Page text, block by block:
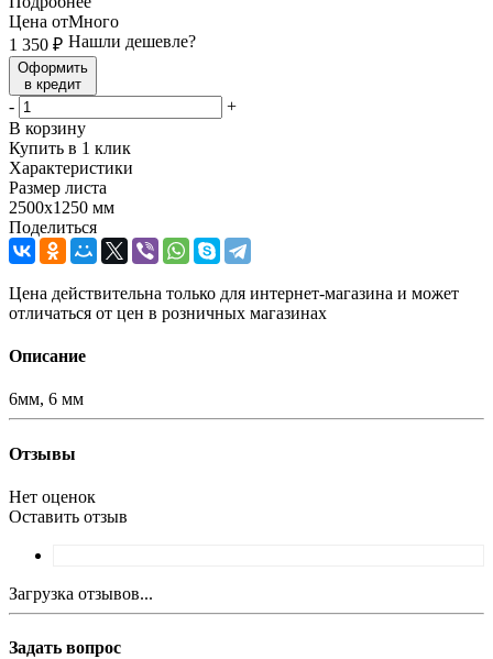
Цена от
1 350 ₽
Оформить
в кредит
Много
Нашли дешевле?
-
+
В корзину
Купить в 1 клик
Характеристики
Размер листа
2500х1250 мм
Поделиться
Цена действительна только для интернет-магазина и может
отличаться от цен в розничных магазинах
Описание
6мм, 6 мм
Отзывы
Нет оценок
Оставить отзыв
Загрузка отзывов...
Задать вопрос